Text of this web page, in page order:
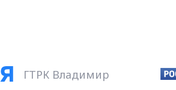
ГТРК Владимир